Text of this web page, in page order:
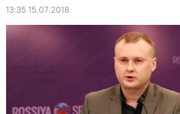
13:35 15.07.2018